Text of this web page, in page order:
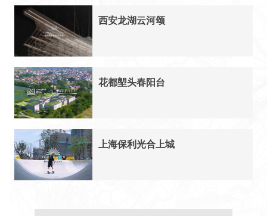
西安龙湖云河颂
花都塱头春阳台
上海保利光合上城